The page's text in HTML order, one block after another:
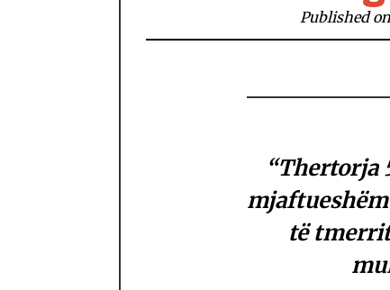
Published
“Thertorja
të